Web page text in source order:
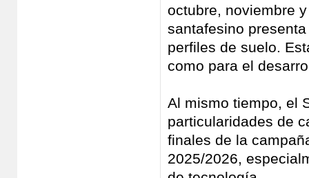
octubre, noviembre
santafesino
perfiles de suelo.
como para el
Al mismo tiempo, el
particularidades de
finales de la
2025/2026,